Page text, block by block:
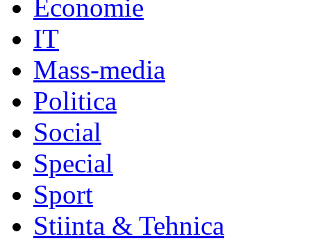
Economie
IT
Mass-media
Politica
Social
Special
Sport
Stiinta & Tehnica